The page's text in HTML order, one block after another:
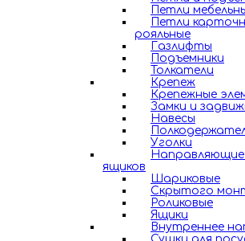
Петли
Петли
рояльные
Газлифты
Подъемники
Толкатели
Крепеж
Крепежные
Замки и
Навесы
Уголки
Направляющие
ящиков
Шариковые
Скрытого
Роликовые
Ящики
Внутреннее